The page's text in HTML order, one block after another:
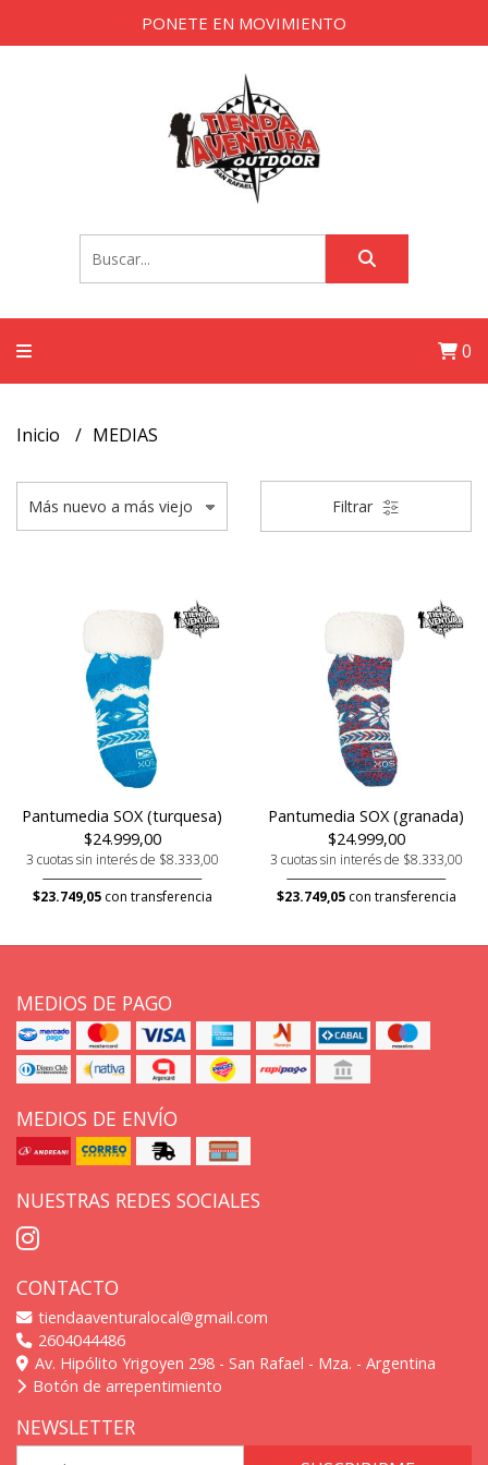
PONETE EN MOVIMIENTO
0
Inicio MEDIAS
Filtrar
Pantumedia SOX (turquesa)
$24.999,00
3 cuotas sin interés de $8.333,00
$23.749,05con transferencia
Pantumedia SOX (granada)
$24.999,00
3 cuotas sin interés de $8.333,00
$23.749,05con transferencia
MEDIOS DE PAGO
MEDIOS DE ENVÍO
NUESTRAS REDES SOCIALES
CONTACTO
tiendaaventuralocal@gmail.com
2604044486
Av. Hipólito Yrigoyen 298 - San Rafael - Mza. - Argentina
Botón de arrepentimiento
NEWSLETTER